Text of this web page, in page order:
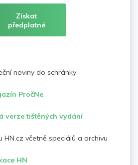
Získat
předplatné
noviny do schránky
PročNe
verze tištěných vydání
HN.cz včetně speciálů a archivu
HN